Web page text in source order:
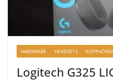
HARDWARE HEADSETS
Logitech G325